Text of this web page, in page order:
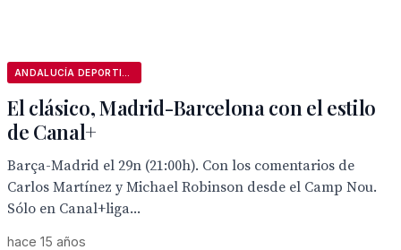
El clásico, Madrid-Barcelona con el estilo
de Canal+
Barça-Madrid el 29n (21:00h). Con los comentarios de
Carlos Martínez y Michael Robinson desde el Camp Nou.
Sólo en Canal+liga...
hace 15 años